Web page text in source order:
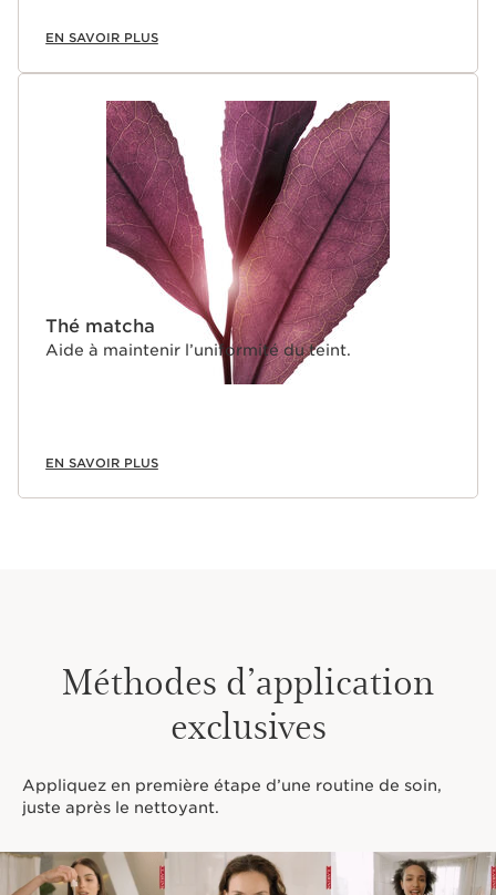
EN SAVOIR PLUS
Thé matcha
Aide à maintenir l’uniformité du teint.
EN SAVOIR PLUS
Méthodes d’application
exclusives
Appliquez en première étape d’une routine de soin,
juste après le nettoyant.